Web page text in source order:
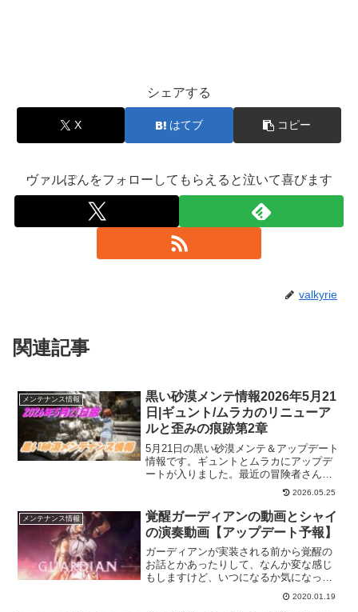
シェアする
X はてブ コピー
ヴァルぽんをフォローしてもらえると泣いて喜びます
valkyrie
関連記事
メンテナンス情報
黒い砂漠メンテ情報2026年5月21
日|ギュント/ムラカのリニューア
ルと歪みの痕跡第2章
5月21日の黒い砂漠メンテ＆アップデート
情報です。ギュントとムラカにアップデ
ートが入りました。最近の冒険者さんの
動向を見た感じのアップデートです。ま
た、物々交換もアップデートが入ってい
ますが、普段触らないコンテンツなの
で、イマイチ理解できてません。
2026.05.25
メンテナンス情報
覚醒ガーディアンの動画とシャイ
の演奏動画【アップデート予報】
ガーディアンが実装される前から覚醒の
お話とかあったりして、なんか変な感じ
もしますけど、いつになるか気になって
きますｗシャイの演奏とかもあるよう
2020.01.19